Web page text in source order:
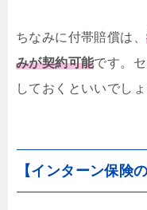
ちなみに付帯賠償は、
みが契約可能です。
しておくといいでしょ
【インターン保険